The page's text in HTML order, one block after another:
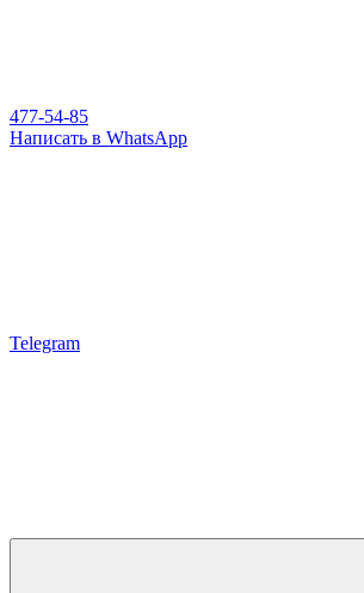
477-54-85
Написать в WhatsApp
Telegram